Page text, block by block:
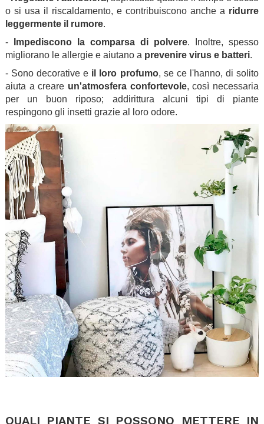
o si usa il riscaldamento, e contribuiscono anche a ridurre
leggermente il rumore.
-
Impediscono la comparsa di polvere. Inoltre, spesso
migliorano le allergie e aiutano a prevenire virus e batteri.
- Sono decorative e il loro profumo, se ce l'hanno, di solito
aiuta a creare un'atmosfera confortevole, così necessaria
per un buon riposo; addirittura alcuni tipi di piante
respingono gli insetti grazie al loro odore.
QUALI PIANTE SI POSSONO METTERE IN